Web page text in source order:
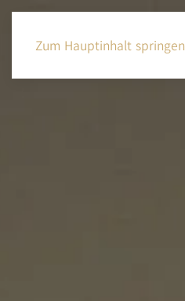
Zum Hauptinhalt springen